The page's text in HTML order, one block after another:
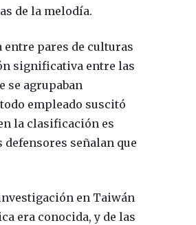
de la melodía.
pares de culturas
significativa entre las
se agrupaban
empleado suscitó
la clasificación es
señalan que
en Taiwán
era conocida, y de las